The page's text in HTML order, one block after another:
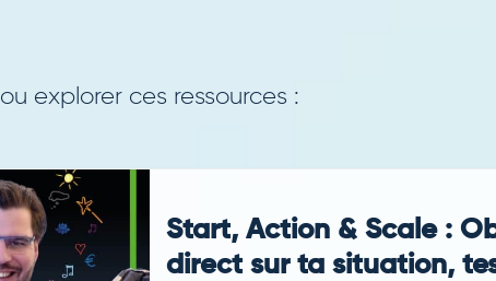
ou explorer ces ressources :
Start, Action & Scale :
direct sur ta situation,